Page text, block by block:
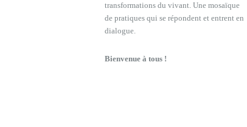
transformations du vivant. Une mosaïque
de pratiques qui se répondent et entrent en
dialogue.
Bienvenue à tous !